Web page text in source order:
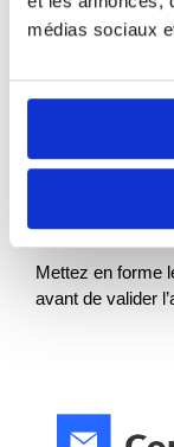
médias sociaux
La seule action
Mettez en forme
avant de valider